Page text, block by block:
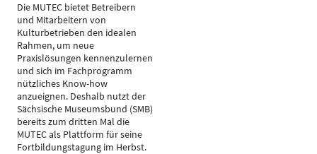
Die MUTEC bietet Betreibern
und Mitarbeitern von
Kulturbetrieben den idealen
Rahmen, um neue
Praxislösungen kennenzulernen
und sich im Fachprogramm
nützliches Know-how
anzueignen. Deshalb nutzt der
Sächsische Museumsbund (SMB)
bereits zum dritten Mal die
MUTEC als Plattform für seine
Fortbildungstagung im Herbst.